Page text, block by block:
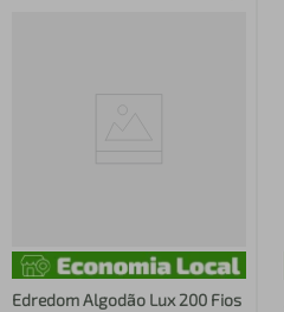
Edredom Algodão Lux 200 Fios